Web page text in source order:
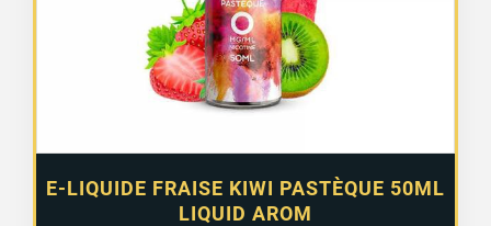
E-LIQUIDE FRAISE KIWI PASTÈQUE 50ML
LIQUID AROM